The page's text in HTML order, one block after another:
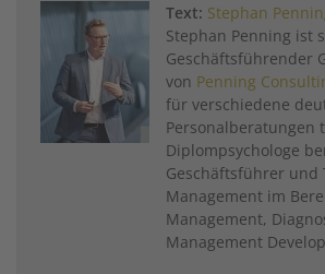
Text: Stephan
Stephan Penning ist
Geschäftsführender
von Penning
für verschiedene
Personalberatungen
Diplompsychologe
Geschäftsführer und
Management im
Management,
Management